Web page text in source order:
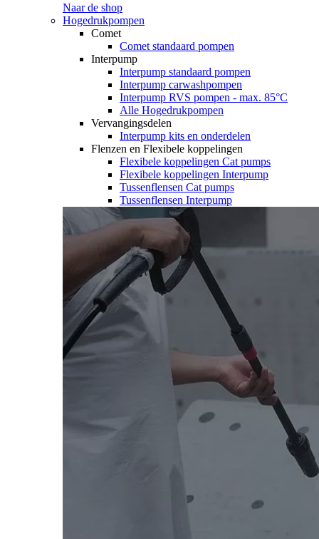
Naar de shop
Hogedrukpompen
Comet
Comet standaard pompen
Interpump
Interpump standaard pompen
Interpump carwashpompen
Interpump RVS pompen - max. 85°C
Alle Hogedrukpompen
Vervangingsdelen
Interpump kits en onderdelen
Flenzen en Flexibele koppelingen
Flexibele koppelingen Cat pumps
Flexibele koppelingen Interpump
Tussenflensen Cat pumps
Tussenflensen Interpump